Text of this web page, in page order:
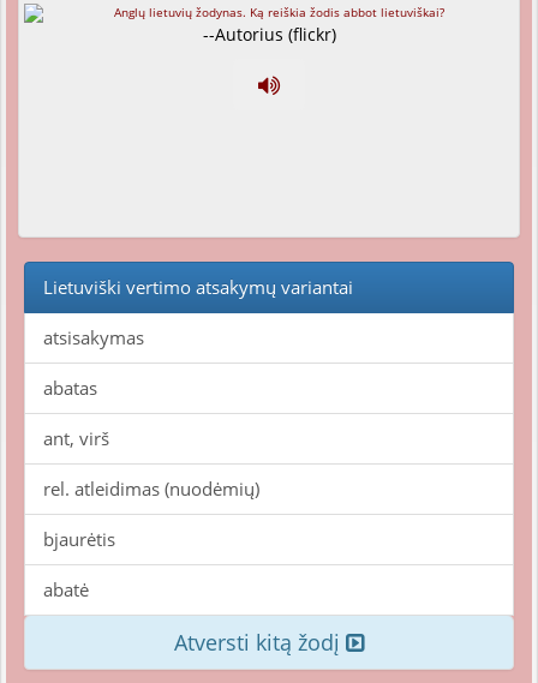
--Autorius (flickr)
Lietuviški vertimo atsakymų variantai
atsisakymas
abatas
ant, virš
rel. atleidimas (nuodėmių)
bjaurėtis
abatė
Atversti kitą žodį